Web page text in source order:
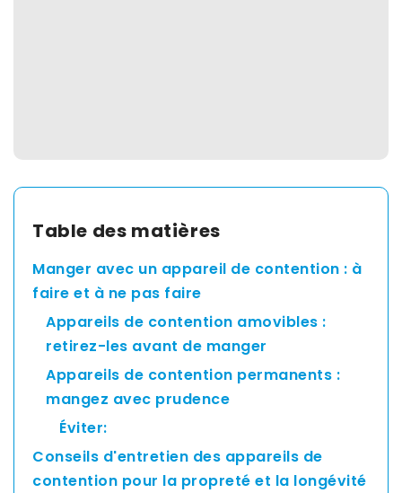
English
Pacific
Australia
New
Zealand
Table des matières
Manger avec un appareil de contention : à
faire et à ne pas faire
Appareils de contention amovibles :
retirez-les avant de manger
Appareils de contention permanents :
mangez avec prudence
Éviter:
Conseils d'entretien des appareils de
contention pour la propreté et la longévité